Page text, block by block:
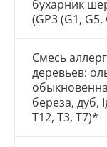
бухарник
(GP3 (G1,
Смесь
деревьев:
береза, дуб,
T12, T3, T7)*